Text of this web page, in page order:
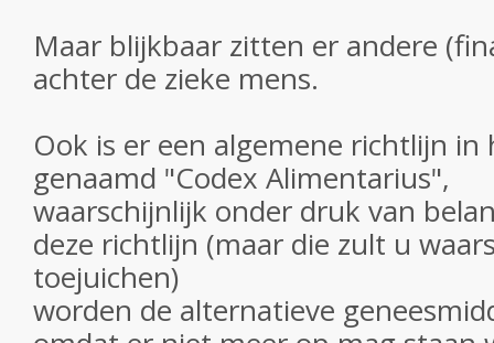
Maar blijkbaar zitten er andere
achter de zieke mens.
Ook is er een algemene richtlijn
genaamd "Codex Alimentarius",
waarschijnlijk onder druk van
deze richtlijn (maar die zult u
toejuichen)
worden de alternatieve